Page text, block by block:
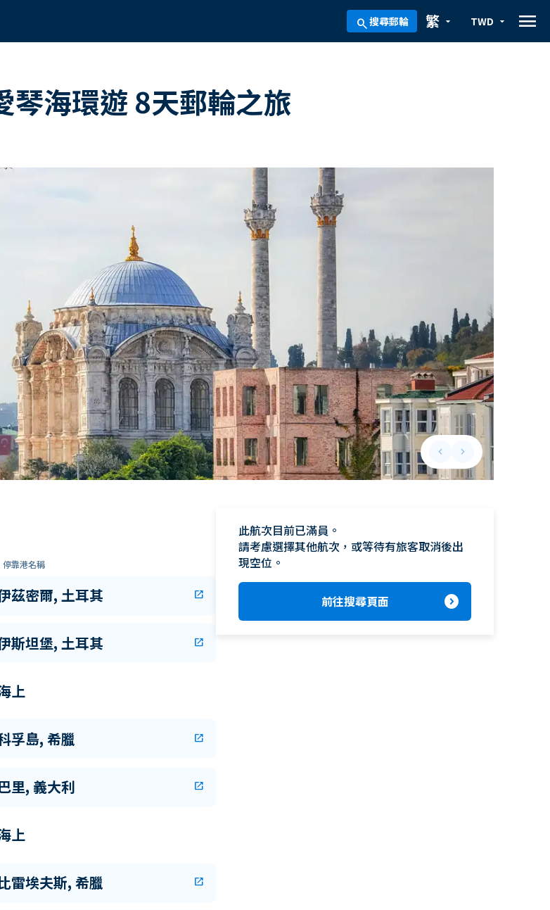
search搜尋郵輪 arrow_drop_down
繁 arrow_drop_down
TWD menu
琴海環遊 8天郵輪之旅
keyboard_arrow_leftPrevious slide
keyboard_arrow_rightNext slide
停靠港名稱
茲密爾, 土耳其 open_in_new
斯坦堡, 土耳其 open_in_new
上
孚島, 希臘 open_in_new
里, 義大利 open_in_new
上
雷埃夫斯, 希臘 open_in_new
此航次目前已滿員。
請考慮選擇其他航次，或等待有旅客取消後出
現空位。
前往搜尋頁面 expand_circle_right